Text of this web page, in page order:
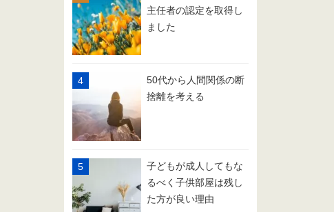
主任者の認定を取得し
ました
50代から人間関係の断
捨離を考える
子どもが成人してもな
るべく子供部屋は残し
た方が良い理由